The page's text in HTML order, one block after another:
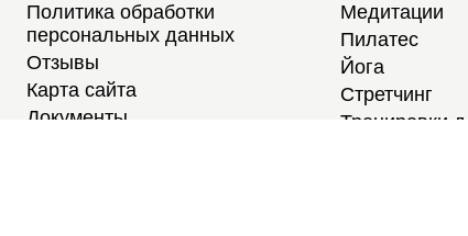
Политика обработки
персональных данных
Отзывы
Карта сайта
Документы
Медитации
Пилатес
Йога
Стретчинг
Тренировки